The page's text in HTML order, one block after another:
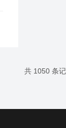
共 1050 条